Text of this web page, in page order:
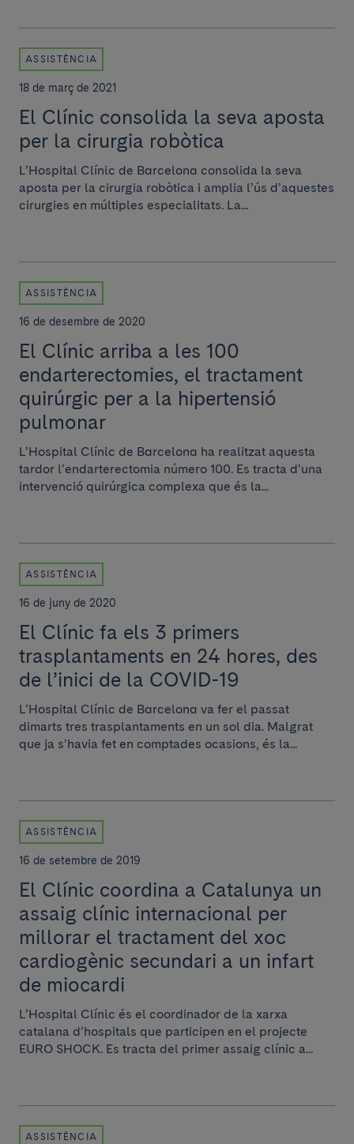
ASSISTÈNCIA
18 de març de 2021
El Clínic consolida la seva aposta
per la cirurgia robòtica
L’Hospital Clínic de Barcelona consolida la seva
aposta per la cirurgia robòtica i amplia l’ús d’aquestes
cirurgies en múltiples especialitats. La...
ASSISTÈNCIA
16 de desembre de 2020
El Clínic arriba a les 100
endarterectomies, el tractament
quirúrgic per a la hipertensió
pulmonar
L’Hospital Clínic de Barcelona ha realitzat aquesta
tardor l’endarterectomia número 100. Es tracta d’una
intervenció quirúrgica complexa que és la...
ASSISTÈNCIA
16 de juny de 2020
El Clínic fa els 3 primers
trasplantaments en 24 hores, des
de l’inici de la COVID-19
L’Hospital Clínic de Barcelona va fer el passat
dimarts tres trasplantaments en un sol dia. Malgrat
que ja s’havia fet en comptades ocasions, és la...
ASSISTÈNCIA
16 de setembre de 2019
El Clínic coordina a Catalunya un
assaig clínic internacional per
millorar el tractament del xoc
cardiogènic secundari a un infart
de miocardi
L’Hospital Clínic és el coordinador de la xarxa
catalana d’hospitals que participen en el projecte
EURO SHOCK. Es tracta del primer assaig clínic a...
ASSISTÈNCIA